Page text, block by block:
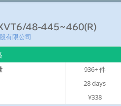
48-445~460(R)
有限公司
936+件
28days
¥338